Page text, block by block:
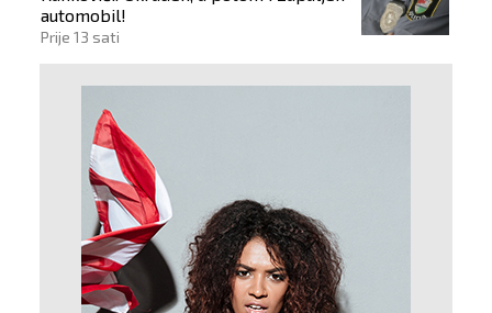
automobil!
Prije 13 sati